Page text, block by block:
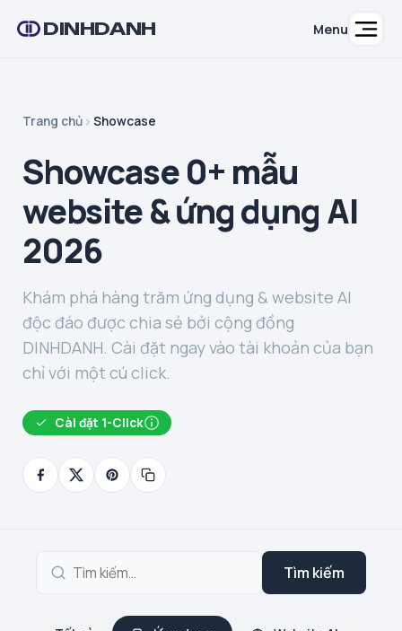
DINHDANH Menu
Trang chủ Showcase
Showcase 0+ mẫu
website & ứng dụng AI
2026
Khám phá hàng trăm ứng dụng & website AI
độc đáo được chia sẻ bởi cộng đồng
DINHDANH. Cài đặt ngay vào tài khoản của bạn
chỉ với một cú click.
Cài đặt 1-Click
Tìm kiếm